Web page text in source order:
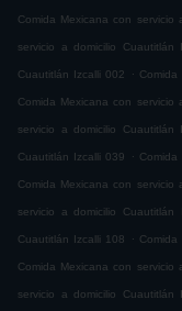
Comida Mexicana con servicio
servicio a domicilio Cuautitlán
Cuautitlán Izcalli 002 .
Comida Mexicana con servicio
servicio a domicilio Cuautitlán
Cuautitlán Izcalli 039 .
Comida Mexicana con servicio
servicio a domicilio Cuautitlán
Cuautitlán Izcalli 108 .
Comida Mexicana con servicio
servicio a domicilio Cuautitlán